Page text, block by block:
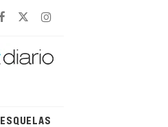
ESQUELAS